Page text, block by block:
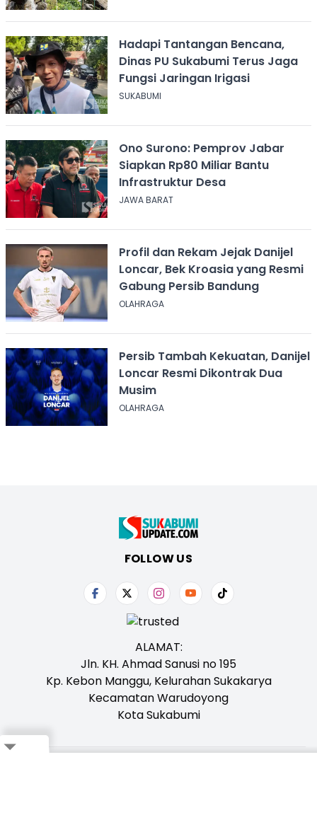
Hadapi Tantangan Bencana,
Dinas PU Sukabumi Terus Jaga
Fungsi Jaringan Irigasi
SUKABUMI
Ono Surono: Pemprov Jabar
Siapkan Rp80 Miliar Bantu
Infrastruktur Desa
JAWA BARAT
Profil dan Rekam Jejak Danijel
Loncar, Bek Kroasia yang Resmi
Gabung Persib Bandung
OLAHRAGA
Persib Tambah Kekuatan, Danijel
Loncar Resmi Dikontrak Dua
Musim
OLAHRAGA
FOLLOW US
ALAMAT:
Jln. KH. Ahmad Sanusi no 195
Kp. Kebon Manggu, Kelurahan Sukakarya
Kecamatan Warudoyong
Kota Sukabumi